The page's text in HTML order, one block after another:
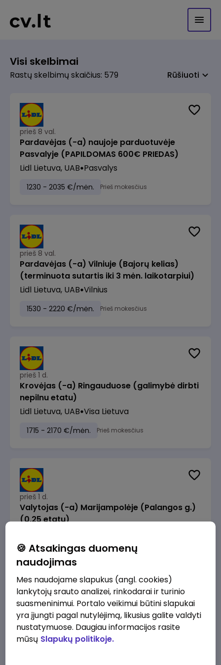
Visi skelbimai
Rastų skelbimų skaičius: 579 Rūšiuoti
prieš 8 val.
Pardavėjas (-a) naujoje parduotuvėje
Pasvalyje (PAPILDOMAS 600€ PRIEDAS)
Lidl Lietuva, UAB Pasvalys
1230 - 2035 €/mėn. Prieš mokesčius
prieš 8 val.
Pardavėjas (-a) Vilniuje (Bajorų kelias)
(terminuota sutartis iki 3 mėn. laikotarpiui)
Lidl Lietuva, UAB Vilnius
1530 - 2220 €/mėn. Prieš mokesčius
prieš 1 d.
Krovėjas (-a) Ringauduose (galimybė dirbti
nepilnu etatu)
Lidl Lietuva, UAB Visa Lietuva
1715 - 2170 €/mėn. Prieš mokesčius
prieš 1 d.
Valytojas (-a) Marijampolėje (Palangos g.)
(0,25 etatu)
289 - 337 €/mėn. Prieš mokesčius
prieš 1 d.
Talent Development Project Manager (fixed
term - 1.5 years)
🍪 Atsakingas duomenų
naudojimas
Mes naudojame slapukus (angl. cookies)
lankytojų srauto analizei, rinkodarai ir turinio
suasmeninimui. Portalo veikimui būtini slapukai
yra įjungti pagal nutylėjimą, likusius galite valdyti
nustatymuose. Daugiau informacijos rasite
mūsų Slapukų politikoje.